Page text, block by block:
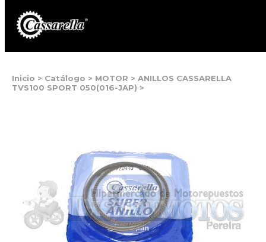
Inicio > Catálogo > MOTOR > ANILLOS CASSARELLA
TVS100 SPORT 050(016-JAP) >